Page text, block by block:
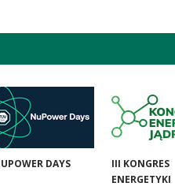
DAYS
III KONGRES
ENERGETYKI